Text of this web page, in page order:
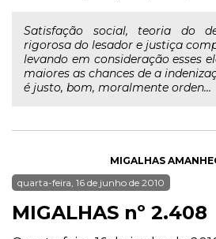
Satisfação social, teoria do
rigorosa do lesador e justiça
levando em consideração esses
maiores as chances de a
é justo, bom, moralmente orden...
MIGALHAS
quarta-feira, 16 de junho de 2010
MIGALHAS nº 2.408